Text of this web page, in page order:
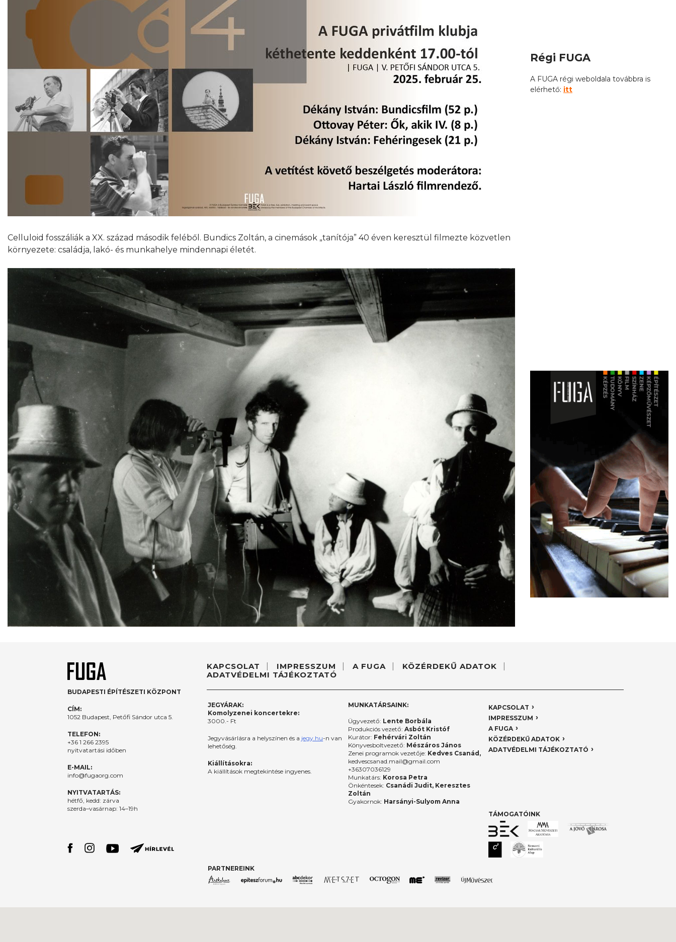
Celluloid fosszáliák a XX. század második feléből. Bundics Zoltán, a cinemások „tanítója” 40 éven keresztül filmezte közvetlen
környezete: családja, lakó- és munkahelye mindennapi életét.
Régi FUGA
A FUGA régi weboldala továbbra is
elérhető: itt
BUDAPESTI ÉPÍTÉSZETI KÖZPONT
CÍM:
1052 Budapest, Petőfi Sándor utca 5.
TELEFON:
+36 1 266 2395
nyitvatartási időben
E-MAIL:
info@fugaorg.com
NYITVATARTÁS:
hétfő, kedd: zárva
szerda–vasárnap: 14–19h
KAPCSOLAT IMPRESSZUM A FUGA
KÖZÉRDEKŰ ADATOK
ADATVÉDELMI TÁJÉKOZTATÓ
JEGYÁRAK:
Komolyzenei koncertekre:
3000.- Ft
Jegyvásárlásra a helyszínen és a jegy.hu-n van
lehetőség.
Kiállításokra:
A kiállítások megtekintése ingyenes.
MUNKATÁRSAINK:
Ügyvezető: Lente Borbála
Produkciós vezető: Asbót Kristóf
Kurátor: Fehérvári Zoltán
Könyvesboltvezető: Mészáros János
Zenei programok vezetője: Kedves Csanád,
kedvescsanad.mail@gmail.com
+36307036129
Munkatárs: Korosa Petra
Önkéntesek: Csanádi Judit, Keresztes
Zoltán
Gyakornok: Harsányi-Sulyom Anna
KAPCSOLAT
IMPRESSZUM
A FUGA
KÖZÉRDEKŰ ADATOK
ADATVÉDELMI TÁJÉKOZTATÓ
TÁMOGATÓINK
PARTNEREINK